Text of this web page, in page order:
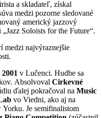
a skladateľ, získal
medzi pozorne sledované
americký jazzový
Soloists for the Future“.
medzi najvýraznejšie
v Lučenci. Hudbe sa
Absolvoval Cirkevné
ďalej pokračoval na Music
vo Viedni, ako aj na
Je semifinalistom